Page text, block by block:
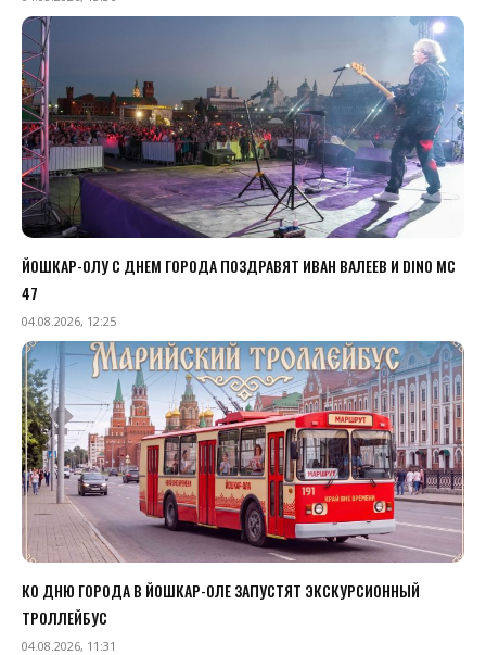
ЙОШКАР-ОЛУ С ДНЕМ ГОРОДА ПОЗДРАВЯТ ИВАН ВАЛЕЕВ И DINO MC
47
04.08.2026, 12:25
КО ДНЮ ГОРОДА В ЙОШКАР-ОЛЕ ЗАПУСТЯТ ЭКСКУРСИОННЫЙ
ТРОЛЛЕЙБУС
04.08.2026, 11:31